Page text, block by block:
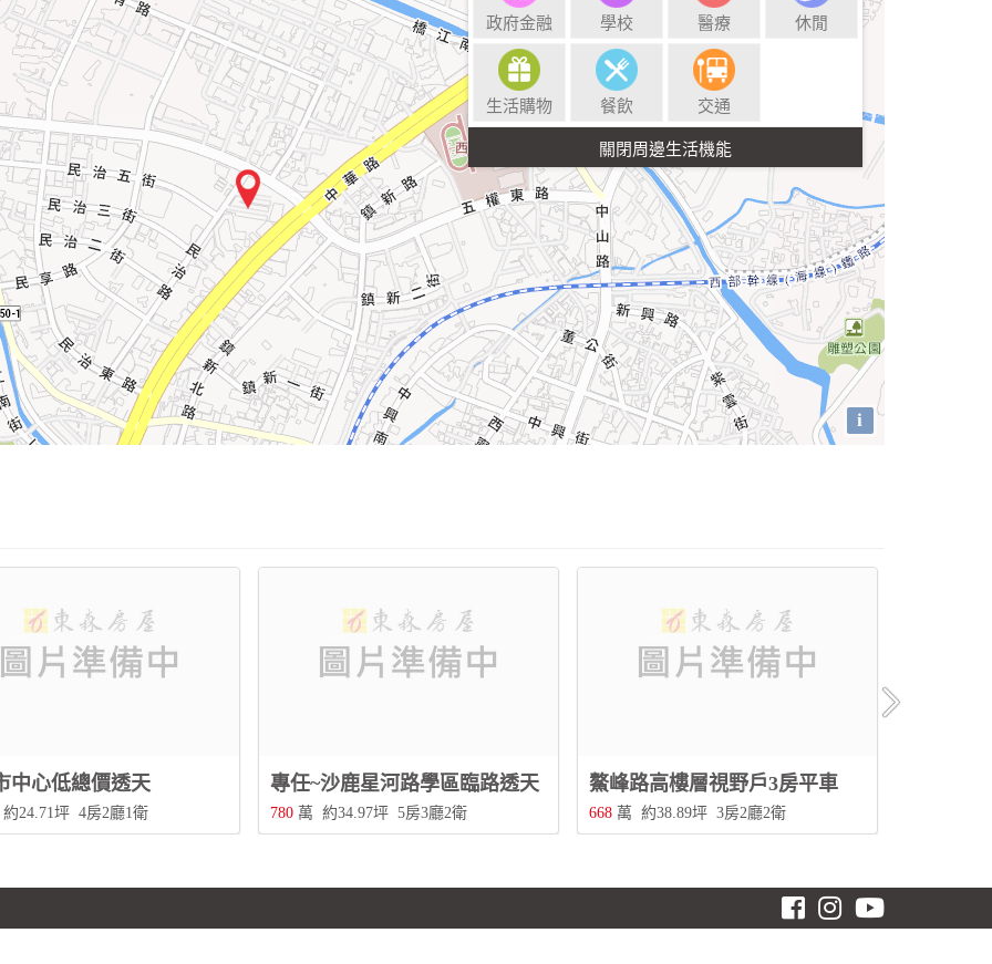
政府金融 學校 醫療 休閒
生活購物 餐飲 交通
i
中心低總價透天
約24.71坪 4房2廳1衛
專任~沙鹿星河路學區臨路透天
780 萬 約34.97坪 5房3廳2衛
鰲峰路高樓層視野戶3房平車
668 萬 約38.89坪 3房2廳2衛